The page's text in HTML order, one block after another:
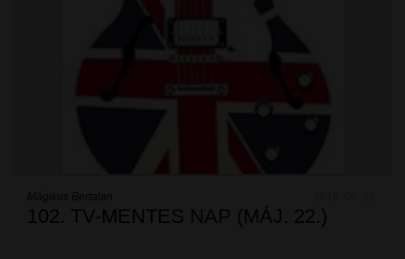
Mágikus Bertalan
102. TV-MENTES NAP (MÁJ. 22.)